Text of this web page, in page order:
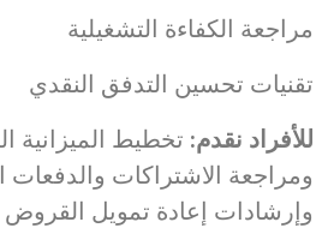
مراجعة الكفاءة التشغيلية
تقنيات تحسين التدفق النقدي
للأفراد نقدم: تخطيط الميزانية
ومراجعة الاشتراكات والدفعات
وإرشادات إعادة تمويل القروض